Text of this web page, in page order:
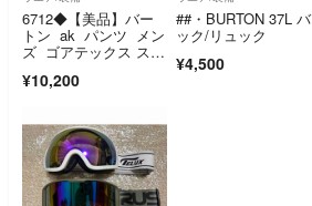
6712◆【美品】バー
トン ak パンツ メン
ズ ゴアテックス スノ
¥10,200
##・BURTON 37L バ
ック/リュック
¥4,500